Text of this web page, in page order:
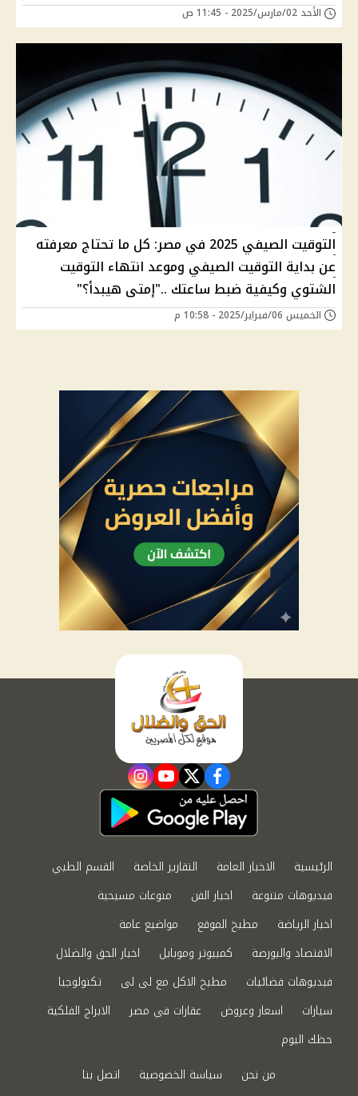
الأحد 02/مارس/2025 - 11:45 ص
التوقيت الصيفي 2025 في مصر: كل ما تحتاج معرفته
عن بداية التوقيت الصيفي وموعد انتهاء التوقيت
الشتوي وكيفية ضبط ساعتك .."إمتى هيبدأ؟"
الخميس 06/فبراير/2025 - 10:58 م
facebook
twitter
youtube
instagram
الرئيسية الاخبار العامة التقارير الخاصة
القسم الطبي
فيديوهات متنوعة
اخبار الفن
منوعات مسيحية
اخبار الرياضة
مطبخ الموقع
مواضيع عامة
الاقتصاد والبورصة
كمبيوتر وموبايل
اخبار الحق والضلال
فيديوهات فضائيات
مطبخ الاكل مع لى لى
تكنولوجيا
سيارات
اسعار وعروض عقارات في مصر
الابراج الفلكية
حظك اليوم
من نحن
سياسة الخصوصية اتصل بنا